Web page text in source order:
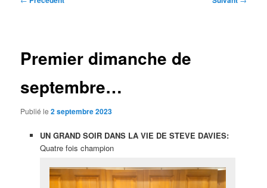
Premier dimanche de
septembre…
Publié le2 septembre 2023
UN GRAND SOIR DANS LA VIE DE STEVE DAVIES:
Quatre fois champion